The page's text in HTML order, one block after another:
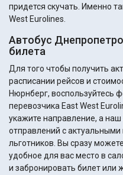
придется скучать. Именно
West Eurolines.
Автобус
билета
Для того чтобы получить
расписании рейсов и
Нюрнберг, воспользуйтесь
перевозчика East West
укажите направление, а
отправлений с
льготников. Вы сразу можете подобрать идеальный рейс,
удобное для вас место в
и забронировать билет или